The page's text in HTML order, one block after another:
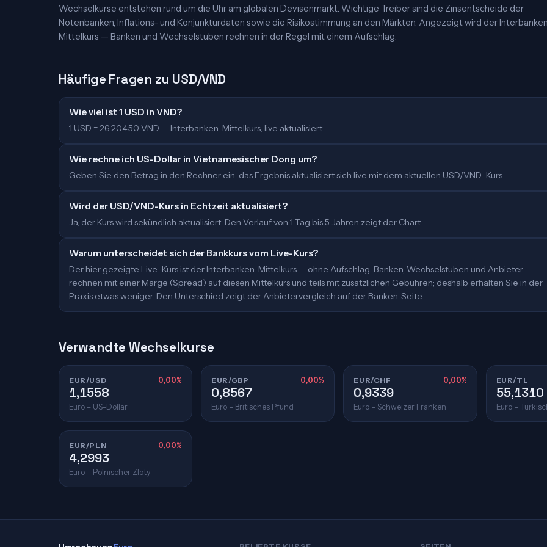
Wechselkurse entstehen rund um die Uhr am globalen Devisenmarkt. Wichtige Treiber sind die Zinsentscheide der
Notenbanken, Inflations- und Konjunkturdaten sowie die Risikostimmung an den Märkten. Angezeigt wird der
Mittelkurs — Banken und Wechselstuben rechnen in der Regel mit einem Aufschlag.
Häufige Fragen zu USD/VND
Wie viel ist 1 USD in VND?
1 USD = 26.204,50 VND — Interbanken-Mittelkurs, live aktualisiert.
Wie rechne ich US-Dollar in Vietnamesischer Dong um?
Geben Sie den Betrag in den Rechner ein; das Ergebnis aktualisiert sich live mit dem aktuellen USD/VND-Kurs.
Wird der USD/VND-Kurs in Echtzeit aktualisiert?
Ja, der Kurs wird sekündlich aktualisiert. Den Verlauf von 1 Tag bis 5 Jahren zeigt der Chart.
Warum unterscheidet sich der Bankkurs vom Live-Kurs?
Der hier gezeigte Live-Kurs ist der Interbanken-Mittelkurs — ohne Aufschlag. Banken, Wechselstuben und Anbieter
rechnen mit einer Marge (Spread) auf diesen Mittelkurs und teils mit zusätzlichen Gebühren; deshalb erhalten Sie in der
Praxis etwas weniger. Den Unterschied zeigt der Anbietervergleich auf der Banken-Seite.
Verwandte Wechselkurse
EUR/USD 0,00%
1,1558
Euro – US-Dollar
EUR/GBP 0,00%
0,8567
Euro – Britisches Pfund
EUR/CHF 0,00%
0,9339
Euro – Schweizer Franken
EUR/TL
55,1310
Euro –
EUR/PLN 0,00%
4,2993
Euro – Polnischer Zloty